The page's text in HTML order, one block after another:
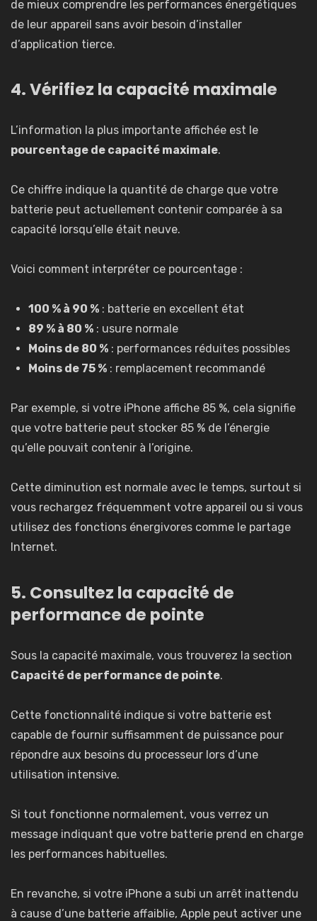
de mieux comprendre les performances énergétiques
de leur appareil sans avoir besoin d’installer
d’application tierce.
4. Vérifiez la capacité maximale
L’information la plus importante affichée est le
pourcentage de capacité maximale.
Ce chiffre indique la quantité de charge que votre
batterie peut actuellement contenir comparée à sa
capacité lorsqu’elle était neuve.
Voici comment interpréter ce pourcentage :
100 % à 90 % : batterie en excellent état
89 % à 80 % : usure normale
Moins de 80 % : performances réduites possibles
Moins de 75 % : remplacement recommandé
Par exemple, si votre iPhone affiche 85 %, cela signifie
que votre batterie peut stocker 85 % de l’énergie
qu’elle pouvait contenir à l’origine.
Cette diminution est normale avec le temps, surtout si
vous rechargez fréquemment votre appareil ou si vous
utilisez des fonctions énergivores comme le partage
Internet.
5. Consultez la capacité de
performance de pointe
Sous la capacité maximale, vous trouverez la section
Capacité de performance de pointe.
Cette fonctionnalité indique si votre batterie est
capable de fournir suffisamment de puissance pour
répondre aux besoins du processeur lors d’une
utilisation intensive.
Si tout fonctionne normalement, vous verrez un
message indiquant que votre batterie prend en charge
les performances habituelles.
En revanche, si votre iPhone a subi un arrêt inattendu
à cause d’une batterie affaiblie, Apple peut activer une